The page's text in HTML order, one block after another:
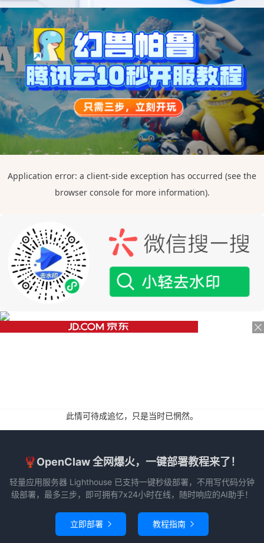
此情可待成追忆，只是当时已惘然。
🦞OpenClaw 全网爆火，一键部署教程来了！
轻量应用服务器 Lighthouse 已支持一键秒级部署，不用写代码分钟
级部署，最多三步，即可拥有7x24小时在线，随时响应的AI助手！
立即部署  教程指南 